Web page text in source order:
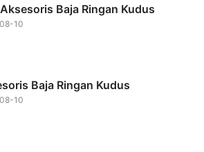
p
Baja Ringan Kudus
10
Baja Ringan Kudus
10